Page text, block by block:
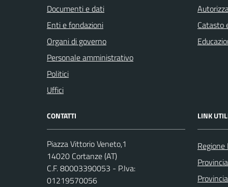
Documenti e dati
Enti e fondazioni
Organi di governo
Personale amministrativo
Politici
Uffici
Catasto
CONTATTI
Piazza Vittorio Veneto,1
14020 Cortanze (AT)
C.F. 80003390053 - P.Iva:
01219570056
LINK